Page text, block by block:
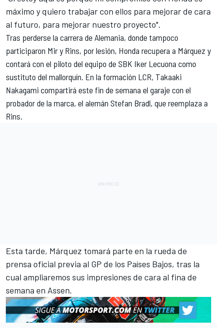
máximo y quiero trabajar con ellos para mejorar de cara
al futuro, para mejorar nuestro proyecto".
Tras perderse la carrera de Alemania, donde tampoco
participaron Mir y Rins, por lesión, Honda recupera a Márquez y
contará con el piloto del equipo de SBK Iker Lecuona como
sustituto del mallorquín. En la formación LCR, Takaaki
Nakagami compartirá este fin de semana el garaje con el
probador de la marca, el alemán Stefan Bradl, que reemplaza a
Rins.
Esta tarde, Márquez tomará parte en la rueda de
prensa oficial previa al GP de los Países Bajos, tras la
cual ampliaremos sus impresiones de cara al fina de
semana en Assen.